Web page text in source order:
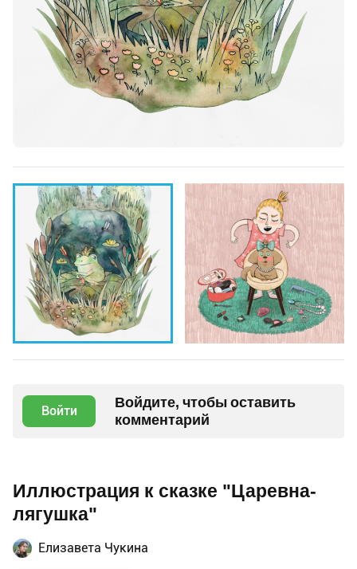
Войти
Войдите, чтобы оставить
комментарий
Иллюстрация к сказке "Царевна-
лягушка"
Елизавета Чукина